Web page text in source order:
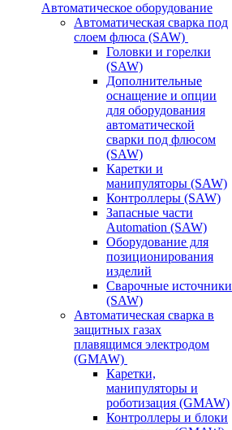
Автоматическое оборудование
Автоматическая сварка под
слоем флюса (SAW)
Головки и горелки
(SAW)
Дополнительные
оснащение и опции
для оборудования
автоматической
сварки под флюсом
(SAW)
Каретки и
манипуляторы (SAW)
Контроллеры (SAW)
Запасные части
Automation (SAW)
Оборудование для
позиционирования
изделий
Сварочные источники
(SAW)
Автоматическая сварка в
защитных газах
плавящимся электродом
(GMAW)
Каретки,
манипуляторы и
роботизация (GMAW)
Контроллеры и блоки